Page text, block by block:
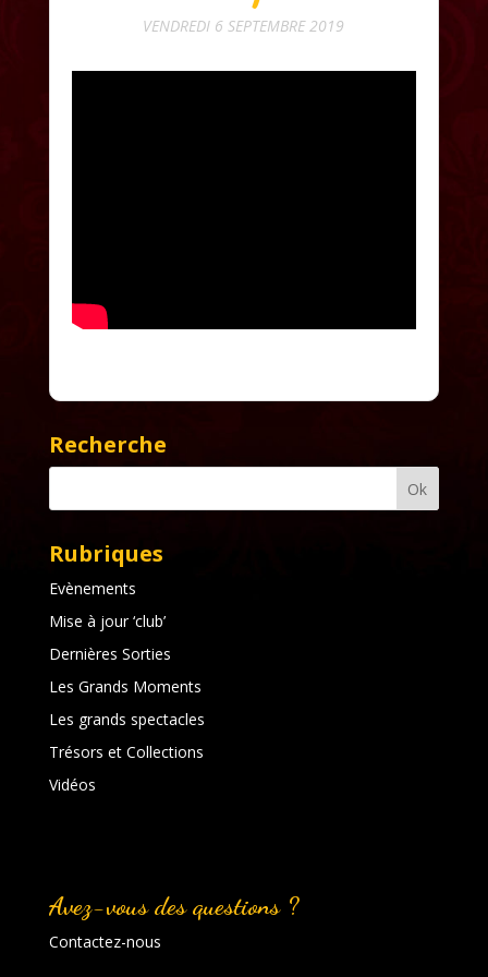
VENDREDI 6 SEPTEMBRE 2019
Recherche
Rubriques
Evènements
Mise à jour ‘club’
Dernières Sorties
Les Grands Moments
Les grands spectacles
Trésors et Collections
Vidéos
Avez-vous des questions ?
Contactez-nous